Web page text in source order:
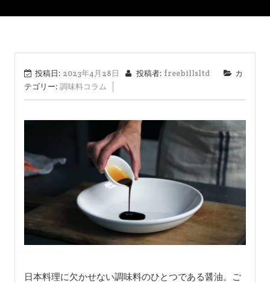
投稿日: 2023年4月28日 投稿者: freebillsltd
カ
テゴリー: 調味料コラム
日本料理に欠かせない調味料のひとつである醤油。ご